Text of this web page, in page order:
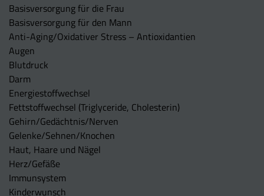
Basisversorgung für die Frau
Basisversorgung für den Mann
Anti-Aging/Oxidativer Stress – Antioxidantien
Augen
Blutdruck
Darm
Energiestoffwechsel
Fettstoffwechsel (Triglyceride, Cholesterin)
Gehirn/Gedächtnis/Nerven
Gelenke/Sehnen/Knochen
Haut, Haare und Nägel
Herz/Gefäße
Immunsystem
Kinderwunsch